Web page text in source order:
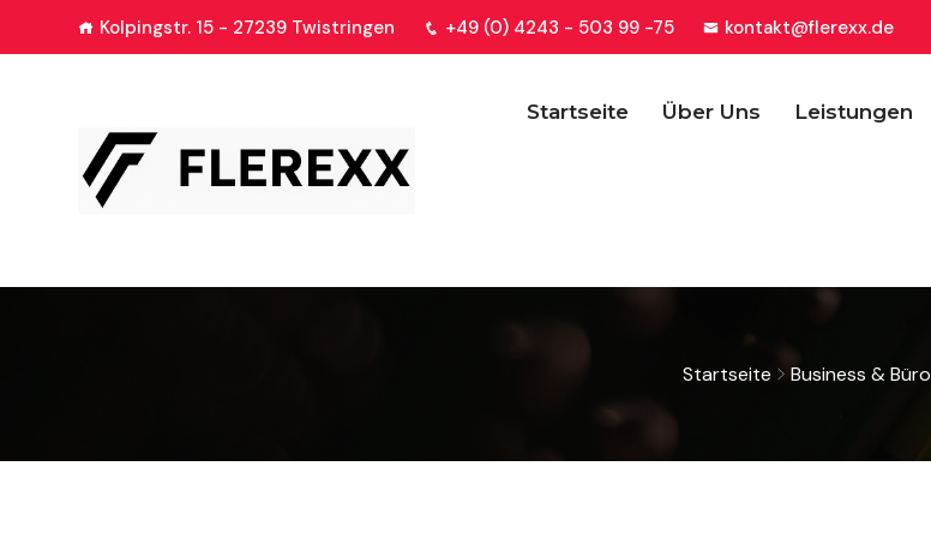
Kolpingstr. 15 - 27239 Twistringen +49 (0) 4243 - 503 99 -75 kontakt@flerexx.de
Startseite Über Uns Leistungen
Startseite Business & Büro